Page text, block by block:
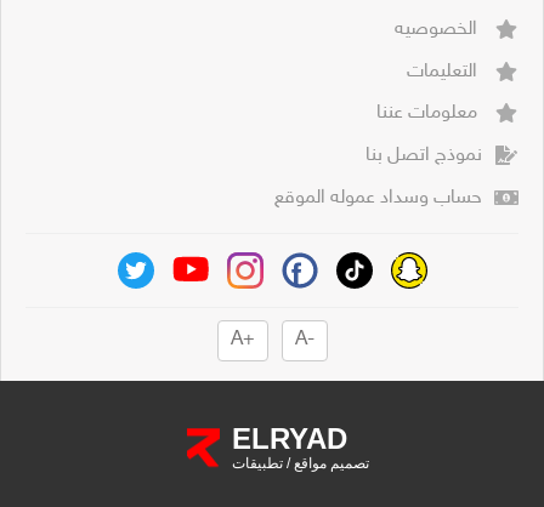
الخصوصيه
التعليمات
معلومات عننا
نموذج اتصل بنا
حساب وسداد عموله الموقع
-A
+A
ELRYAD
تصميم مواقع/ تطبيقات